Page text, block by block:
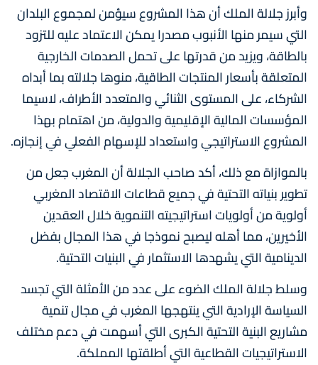
وأبرز جلالة الملك أن هذا المشروع سيؤمن لمجموع البلدان
التي سيمر منها الأنبوب مصدرا يمكن الاعتماد عليه للتزود
بالطاقة، ويزيد من قدرتها على تحمل الصدمات الخارجية
المتعلقة بأسعار المنتجات الطاقية، منوها جلالته بما أبداه
الشركاء، على المستوى الثنائي والمتعدد الأطراف، لاسيما
المؤسسات المالية الإقليمية والدولية، من اهتمام بهذا
المشروع الاستراتيجي واستعداد للإسهام الفعلي في إنجازه.
بالموازاة مع ذلك، أكد صاحب الجلالة أن المغرب جعل من
تطوير بنياته التحتية في جميع قطاعات الاقتصاد المغربي
أولوية من أولويات استراتيجيته التنموية خلال العقدين
الأخيرين، مما أهله ليصبح نموذجا في هذا المجال بفضل
الدينامية التي يشهدها الاستثمار في البنيات التحتية.
وسلط جلالة الملك الضوء على عدد من الأمثلة التي تجسد
السياسة الإرادية التي ينتهجها المغرب في مجال تنمية
مشاريع البنية التحتية الكبرى التي أسهمت في دعم مختلف
الاستراتيجيات القطاعية التي أطلقتها المملكة.